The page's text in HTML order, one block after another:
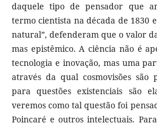
daquele tipo de pensador que
termo cientista na década de 1830
natural”, defenderam que o valor
mas epistêmico. A ciência não é
tecnologia e inovação, mas uma
através da qual cosmovisões são
para questões existenciais são
veremos como tal questão foi
Poincaré e outros intelectuais.